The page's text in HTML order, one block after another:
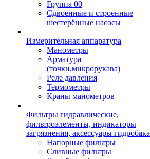
Группа 00
Сдвоенные и строенные
шестерённые насосы
Измерительная аппаратура
Манометры
Арматура
(точки,микрорукава)
Реле давления
Термометры
Краны манометров
Фильтры гидравлические,
фильтроэлементы, индикаторы
загрязнения, аксессуары гидробака
Напорные фильтры
Сливные фильтры